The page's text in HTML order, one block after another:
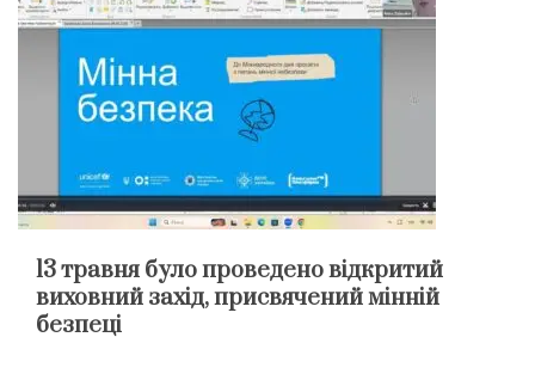
13 травня було проведено відкритий
виховний захід, присвячений мінній
безпеці